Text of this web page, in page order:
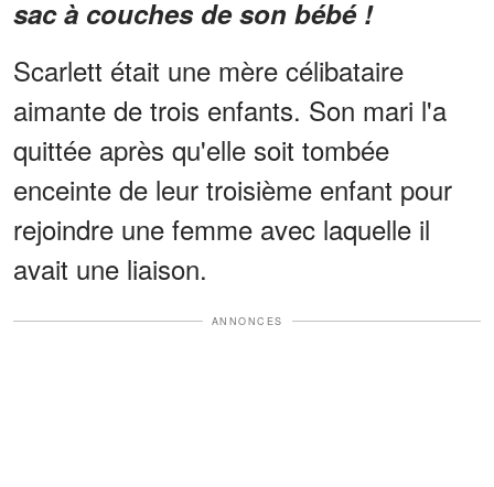
sac à couches de son bébé !
Scarlett était une mère célibataire
aimante de trois enfants. Son mari l'a
quittée après qu'elle soit tombée
enceinte de leur troisième enfant pour
rejoindre une femme avec laquelle il
avait une liaison.
ANNONCES